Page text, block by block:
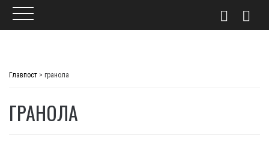
Главпост > гранола
ГРАНОЛА